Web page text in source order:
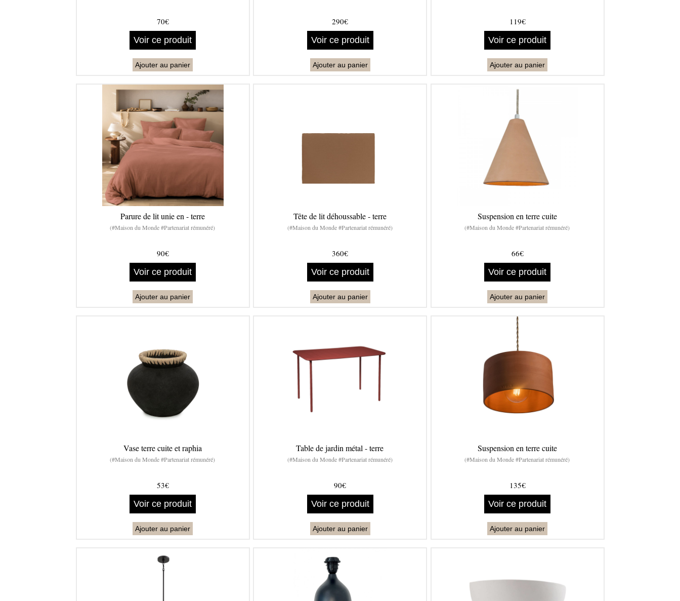
70€
Voir ce produit
Ajouter au panier
290€
Voir ce produit
Ajouter au panier
119€
Voir ce produit
Ajouter au panier
Parure de lit unie en - terre
(#Maison du Monde #Partenariat rémunéré)
90€
Voir ce produit
Ajouter au panier
Tête de lit déhoussable - terre
(#Maison du Monde #Partenariat rémunéré)
360€
Voir ce produit
Ajouter au panier
Suspension en terre cuite
(#Maison du Monde #Partenariat rémunéré)
66€
Voir ce produit
Ajouter au panier
Vase terre cuite et raphia
(#Maison du Monde #Partenariat rémunéré)
53€
Voir ce produit
Ajouter au panier
Table de jardin métal - terre
(#Maison du Monde #Partenariat rémunéré)
90€
Voir ce produit
Ajouter au panier
Suspension en terre cuite
(#Maison du Monde #Partenariat rémunéré)
135€
Voir ce produit
Ajouter au panier